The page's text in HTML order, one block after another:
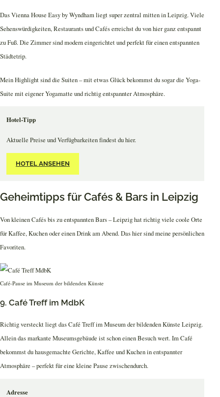
Das Vienna House Easy by Wyndham liegt super zentral mitten in Leipzig. Viele
Sehenswürdigkeiten, Restaurants und Cafés erreichst du von hier ganz entspannt
zu Fuß. Die Zimmer sind modern eingerichtet und perfekt für einen entspannten
Städtetrip.
Mein Highlight sind die Suiten – mit etwas Glück bekommst du sogar die Yoga-
Suite mit eigener Yogamatte und richtig entspannter Atmosphäre.
Hotel-Tipp
Aktuelle Preise und Verfügbarkeiten findest du hier.
HOTEL ANSEHEN
Geheimtipps für Cafés & Bars in Leipzig
Von kleinen Cafés bis zu entspannten Bars – Leipzig hat richtig viele coole Orte
für Kaffee, Kuchen oder einen Drink am Abend. Das hier sind meine persönlichen
Favoriten.
Café-Pause im Museum der bildenden Künste
9. Café Treff im MdbK
Richtig versteckt liegt das Café Treff im Museum der bildenden Künste Leipzig.
Allein das markante Museumsgebäude ist schon einen Besuch wert. Im Café
bekommst du hausgemachte Gerichte, Kaffee und Kuchen in entspannter
Atmosphäre – perfekt für eine kleine Pause zwischendurch.
Adresse